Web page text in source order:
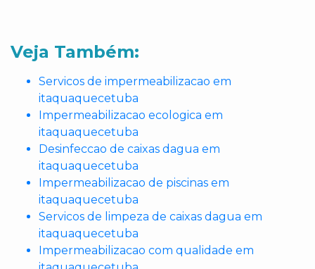
Veja Também:
Servicos de impermeabilizacao em
itaquaquecetuba
Impermeabilizacao ecologica em
itaquaquecetuba
Desinfeccao de caixas dagua em
itaquaquecetuba
Impermeabilizacao de piscinas em
itaquaquecetuba
Servicos de limpeza de caixas dagua em
itaquaquecetuba
Impermeabilizacao com qualidade em